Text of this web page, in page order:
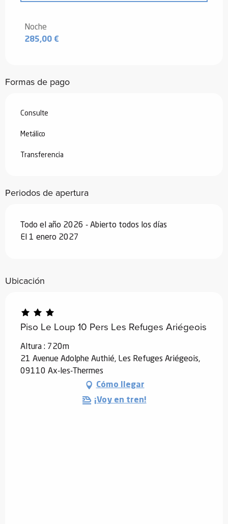
Noche
285,00 €
Formas de pago
Consulte
Metálico
Transferencia
Periodos de apertura
Todo el año 2026 - Abierto todos los días
El 1 enero 2027
Ubicación
Piso Le Loup 10 Pers Les Refuges Ariégeois
Altura : 720m
21 Avenue Adolphe Authié, Les Refuges Ariégeois,
09110 Ax-les-Thermes
Cómo llegar
¡Voy en tren!